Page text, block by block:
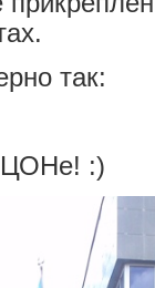
так:
ЦОНе! :)